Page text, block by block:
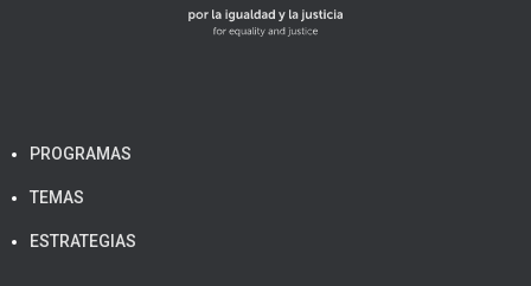
PROGRAMAS
TEMAS
ESTRATEGIAS